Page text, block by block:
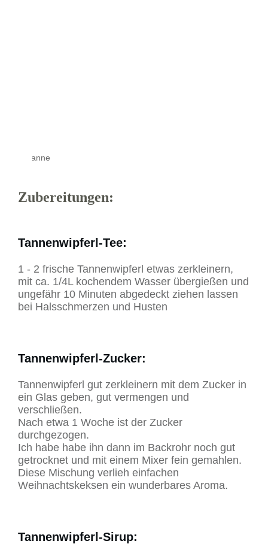
Tanne
Zubereitungen:
Tannenwipferl-Tee:
1 - 2 frische Tannenwipferl etwas zerkleinern,
mit ca. 1/4L kochendem Wasser übergießen und
ungefähr 10 Minuten abgedeckt ziehen lassen
bei Halsschmerzen und Husten
Tannenwipferl-Zucker:
Tannenwipferl gut zerkleinern mit dem Zucker in
ein Glas geben, gut vermengen und
verschließen.
Nach etwa 1 Woche ist der Zucker
durchgezogen.
Ich habe habe ihn dann im Backrohr noch gut
getrocknet und mit einem Mixer fein gemahlen.
Diese Mischung verlieh einfachen
Weihnachtskeksen ein wunderbares Aroma.
Tannenwipferl-Sirup: